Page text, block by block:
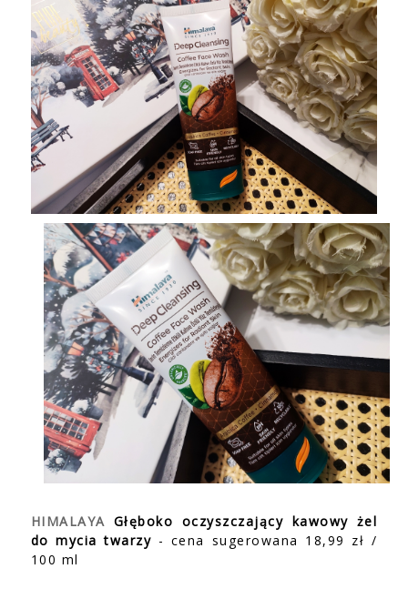
HIMALAYA Głęboko oczyszczający kawowy żel
do mycia twarzy - cena sugerowana 18,99 zł /
100 ml